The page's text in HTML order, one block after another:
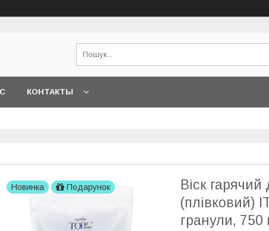
КОНТАКТЫ
Новинка Подарунок
Віск гарячий
(плівковий)
гранули, 750